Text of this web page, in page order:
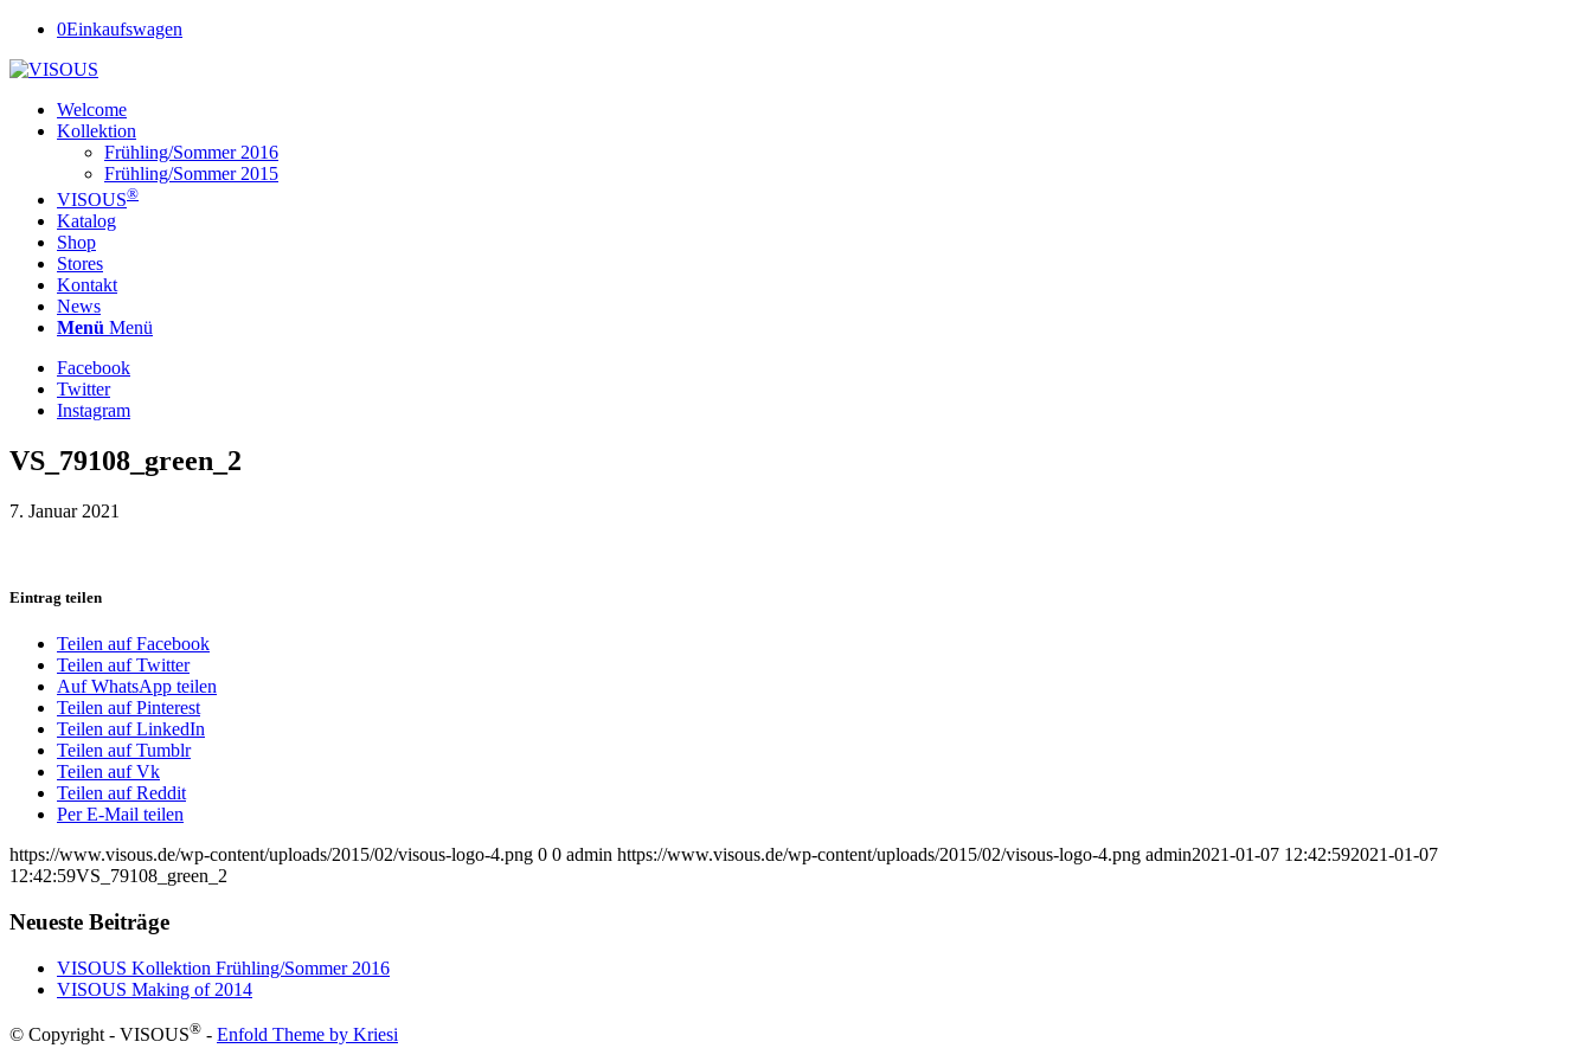
0Einkaufswagen
Welcome
Kollektion
Frühling/Sommer 2016
Frühling/Sommer 2015
VISOUS®
Katalog
Shop
Stores
Kontakt
News
Menü Menü
Facebook
Twitter
Instagram
VS_79108_green_2
7. Januar 2021
Eintrag teilen
Teilen auf Facebook
Teilen auf Twitter
Auf WhatsApp teilen
Teilen auf Pinterest
Teilen auf LinkedIn
Teilen auf Tumblr
Teilen auf Vk
Teilen auf Reddit
Per E-Mail teilen
https://www.visous.de/wp-content/uploads/2015/02/visous-logo-4.png 0 0 admin https://www.visous.de/wp-content/uploads/2015/02/visous-logo-4.png admin2021-01-07 12:42:592021-01-07
12:42:59VS_79108_green_2
Neueste Beiträge
VISOUS Kollektion Frühling/Sommer 2016
VISOUS Making of 2014
© Copyright - VISOUS® - Enfold Theme by Kriesi